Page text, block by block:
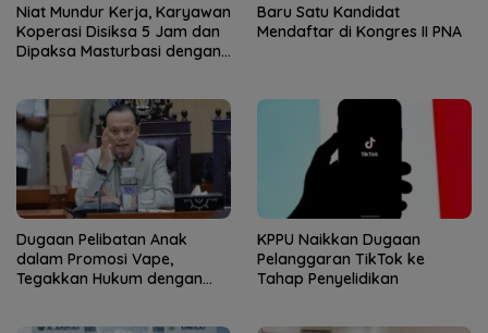
Niat Mundur Kerja, Karyawan
Koperasi Disiksa 5 Jam dan
Dipaksa Masturbasi dengan
Baru Satu Kandidat
Mendaftar di Kongres II PNA
Dugaan Pelibatan Anak
dalam Promosi Vape,
Tegakkan Hukum dengan
KPPU Naikkan Dugaan
Pelanggaran TikTok ke
Tahap Penyelidikan